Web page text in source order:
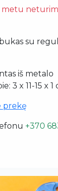
metu
su
iš metalo
3 x 11-15 x 1
prekę
+370